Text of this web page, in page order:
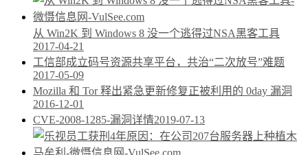
从 Win2K 到 Windows 8 没一个逃得过NSA黑客工具
2017-04-21
工信部成立码号资源共享平台，共治“二次放号”难题
2017-05-09
Mozilla 和 Tor 释出紧急更新修复正被利用的 0day 漏洞
2016-12-01
CVE-2008-1285-漏洞详情2019-07-13